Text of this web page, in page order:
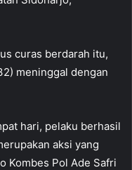
curas berdarah itu,
meninggal dengan
hari, pelaku berhasil
aksi yang
Kombes Pol Ade Safri